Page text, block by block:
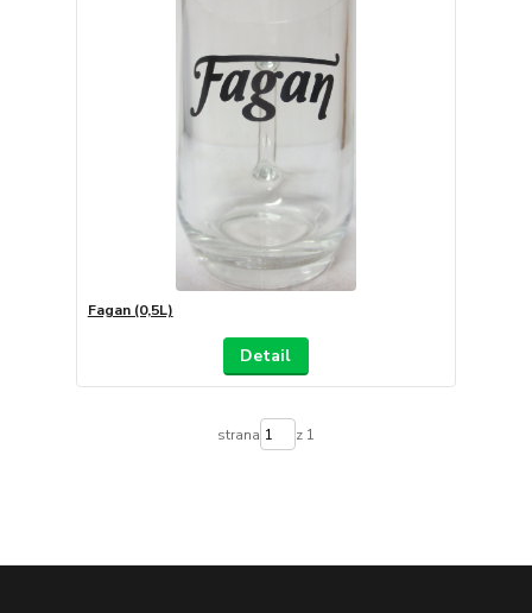
Fagan (0,5L)
Detail
strana z 1